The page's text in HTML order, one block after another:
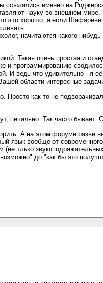
именно на
науку во внешнем
это хорошо, а если
начитаются какого-
Такая очень простая и
и программированию
И ведь что удивительно - я
области интересные
Просто как-то не
печально. Так часто бывает.
А на этом форуме разве
язык вообще от
(не тлько
до "как бы это